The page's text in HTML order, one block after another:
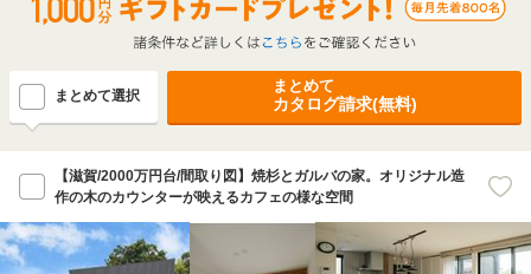
まとめて選択
まとめて
カタログ請求(無料)
【滋賀/2000万円台/間取り図】焼杉とガルバの家。オリジナル造
作の木のカウンターが映えるカフェの様な空間